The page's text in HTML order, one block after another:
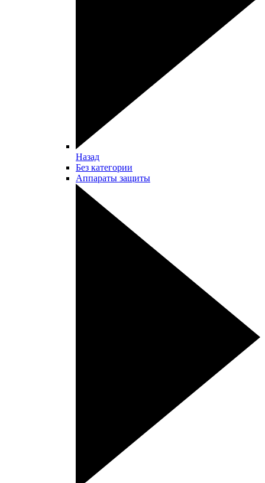
Назад
Без категории
Аппараты защиты